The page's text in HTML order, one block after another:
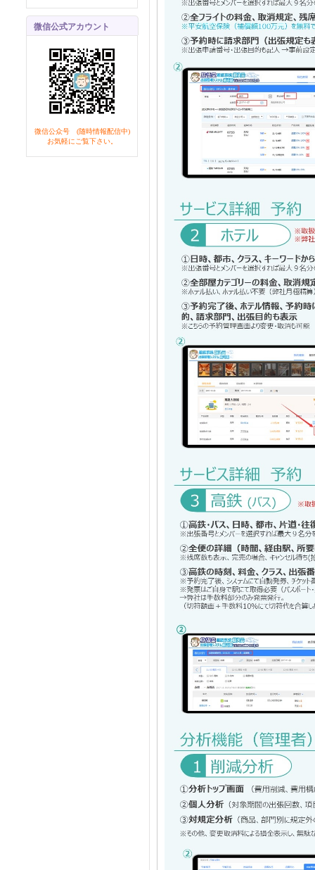
微信公式アカウント
微信公众号 (随時情報配信中)
お気軽にご覧下さい。